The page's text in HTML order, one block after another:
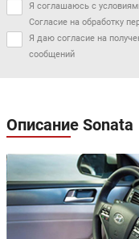
Я соглашаюсь с
Согласие на обработку
Я даю согласие на
сообщений
Описание Sonata